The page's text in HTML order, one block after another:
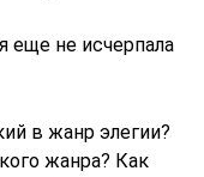
еще не исчерпала
в жанр элегии?
жанра? Как